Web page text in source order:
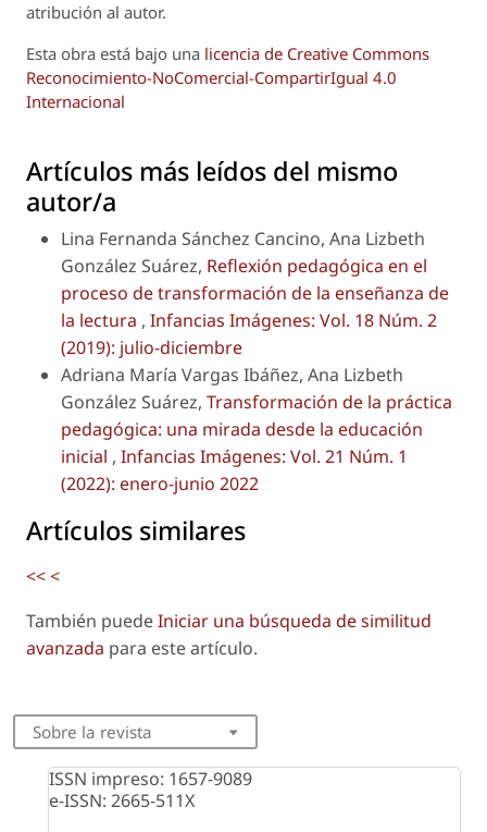
atribución al autor.
Esta obra está bajo una licencia de Creative Commons
Reconocimiento-NoComercial-CompartirIgual 4.0
Internacional
Artículos más leídos del mismo
autor/a
Lina Fernanda Sánchez Cancino, Ana Lizbeth
González Suárez, Reflexión pedagógica en el
proceso de transformación de la enseñanza de
la lectura , Infancias Imágenes: Vol. 18 Núm. 2
(2019): julio-diciembre
Adriana María Vargas Ibáñez, Ana Lizbeth
González Suárez, Transformación de la práctica
pedagógica: una mirada desde la educación
inicial , Infancias Imágenes: Vol. 21 Núm. 1
(2022): enero-junio 2022
Artículos similares
<<<
También puedeIniciar una búsqueda de similitud
avanzada para este artículo.
Sobre la revista
ISSN impreso: 1657-9089
e-ISSN: 2665-511X